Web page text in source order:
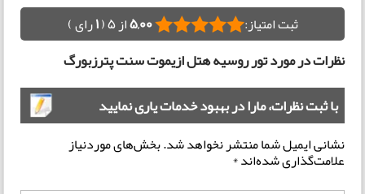
ثبت امتیاز: 5,00از 5 ( 1رای )
نظرات در مورد تور روسیه هتل ازیموت سنت پترزبورگ
با ثبت نظرات، مارا در بهبود خدمات یاری نمایید
نشانی ایمیل شما منتشر نخواهد شد.بخش‌های موردنیاز
علامت‌گذاری شده‌اند*